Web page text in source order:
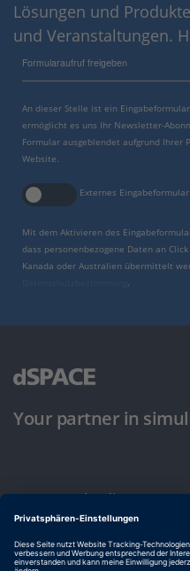
Lösungen und
und Veranstaltungen.
Formularaufruf freigeben
An dieser Stelle ist ein
ermöglicht es uns Ihr Newsletter-
Formular ausgeblendet aufgrund Ihrer
Website.
Externes Eingabeformular
Mit dem Aktivieren des
dass personenbezogene Daten an
Kanada oder Australien übermittelt
Your partner in
Nutzungsbedingungen
Datenschutzbestimmung